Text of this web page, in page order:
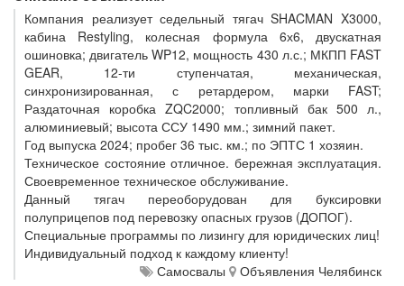
Компания реализует седельный тягач SHACMAN X3000,
кабина Restyling, колесная формула 6х6, двускатная
ошиновка; двигатель WP12, мощность 430 л.с.; МКПП FAST
GEAR, 12-ти ступенчатая, механическая,
синхронизированная, с ретардером, марки FAST;
Раздаточная коробка ZQC2000; топливный бак 500 л.,
алюминиевый; высота ССУ 1490 мм.; зимний пакет.
Год выпуска 2024; пробег 36 тыс. км.; по ЭПТС 1 хозяин.
Техническое состояние отличное. бережная эксплуатация.
Своевременное техническое обслуживание.
Данный тягач переоборудован для буксировки
полуприцепов под перевозку опасных грузов (ДОПОГ).
Специальные программы по лизингу для юридических лиц!
Индивидуальный подход к каждому клиенту!
Самосвалы
Объявления Челябинск